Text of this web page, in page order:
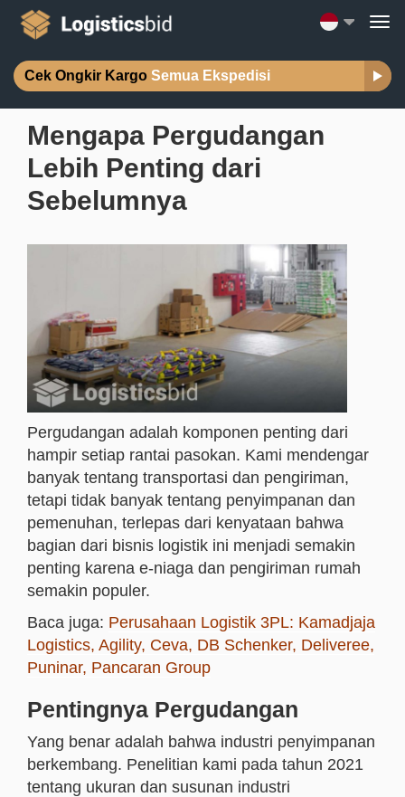
Cek Ongkir Kargo Semua Ekspedisi
Mengapa Pergudangan
Lebih Penting dari
Sebelumnya
Pergudangan adalah komponen penting dari
hampir setiap rantai pasokan. Kami mendengar
banyak tentang transportasi dan pengiriman,
tetapi tidak banyak tentang penyimpanan dan
pemenuhan, terlepas dari kenyataan bahwa
bagian dari bisnis logistik ini menjadi semakin
penting karena e-niaga dan pengiriman rumah
semakin populer.
Baca juga: Perusahaan Logistik 3PL: Kamadjaja
Logistics, Agility, Ceva, DB Schenker, Deliveree,
Puninar, Pancaran Group
Pentingnya Pergudangan
Yang benar adalah bahwa industri penyimpanan
berkembang. Penelitian kami pada tahun 2021
tentang ukuran dan susunan industri